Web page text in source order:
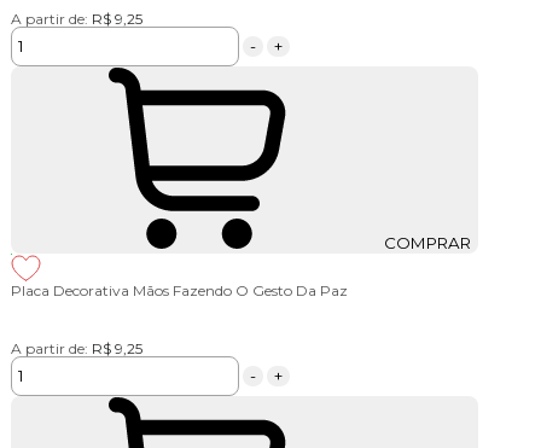
A partir de: R$ 9,25
- +
COMPRAR
Placa Decorativa Mãos Fazendo O Gesto Da Paz
A partir de: R$ 9,25
- +